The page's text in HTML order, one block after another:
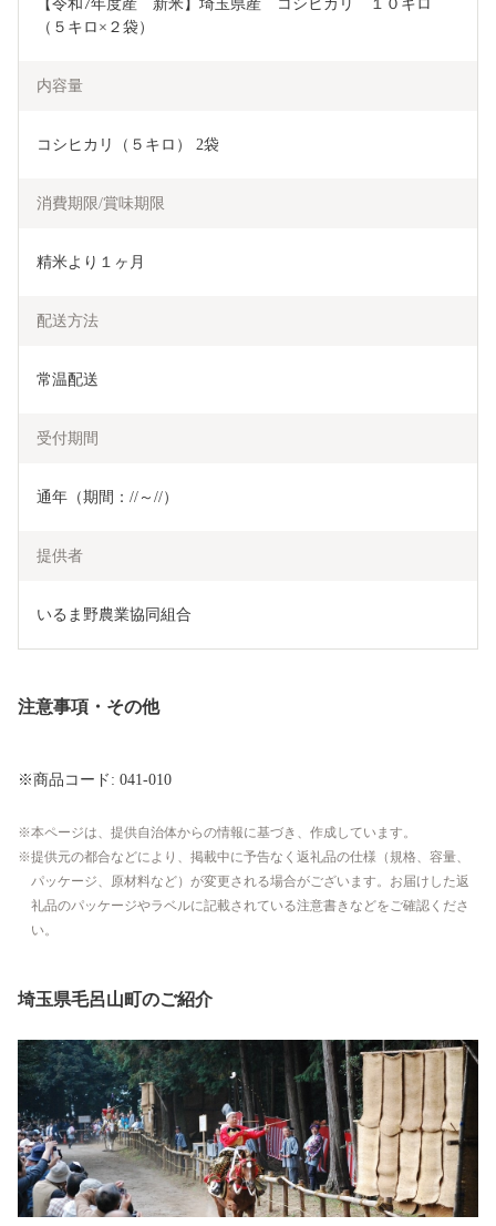
【令和7年度産　新米】埼玉県産　コシヒカリ　１０キロ
（５キロ×２袋）
内容量
コシヒカリ（５キロ） 2袋
消費期限/賞味期限
精米より１ヶ月
配送方法
常温配送
受付期間
通年（期間：//～//）
提供者
いるま野農業協同組合
注意事項・その他
※商品コード: 041-010
本ページは、提供自治体からの情報に基づき、作成しています。
提供元の都合などにより、掲載中に予告なく返礼品の仕様（規格、容量、
パッケージ、原材料など）が変更される場合がございます。お届けした返
礼品のパッケージやラベルに記載されている注意書きなどをご確認くださ
い。
埼玉県毛呂山町のご紹介